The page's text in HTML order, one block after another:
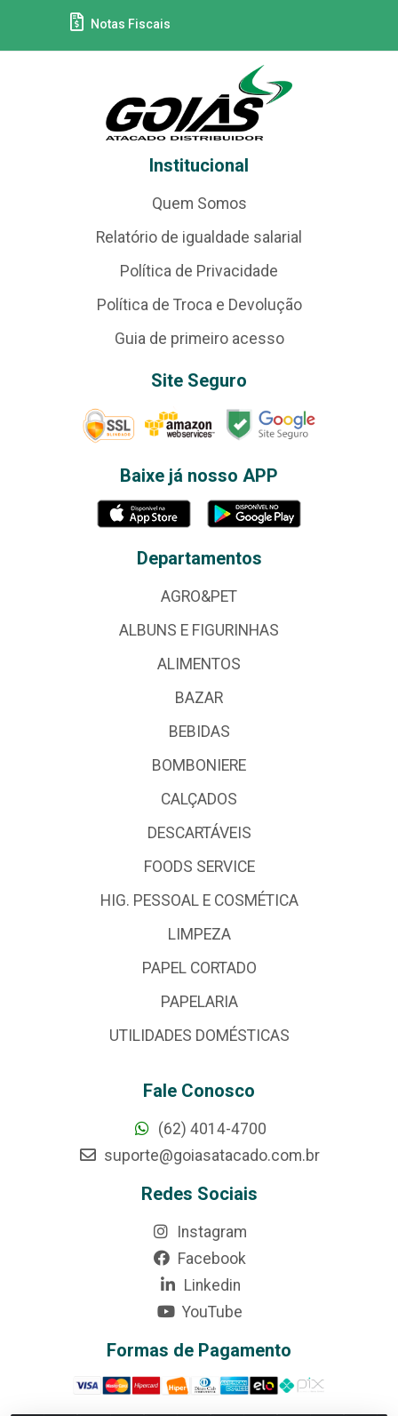
Notas Fiscais
Institucional
Quem Somos
Relatório de igualdade salarial
Política de Privacidade
Política de Troca e Devolução
Guia de primeiro acesso
Site Seguro
Baixe já nosso APP
Departamentos
AGRO&PET
ALBUNS E FIGURINHAS
ALIMENTOS
BAZAR
BEBIDAS
BOMBONIERE
CALÇADOS
DESCARTÁVEIS
FOODS SERVICE
HIG. PESSOAL E COSMÉTICA
LIMPEZA
PAPEL CORTADO
PAPELARIA
UTILIDADES DOMÉSTICAS
Fale Conosco
(62) 4014-4700
suporte@goiasatacado.com.br
Redes Sociais
Instagram
Facebook
Linkedin
YouTube
Formas de Pagamento